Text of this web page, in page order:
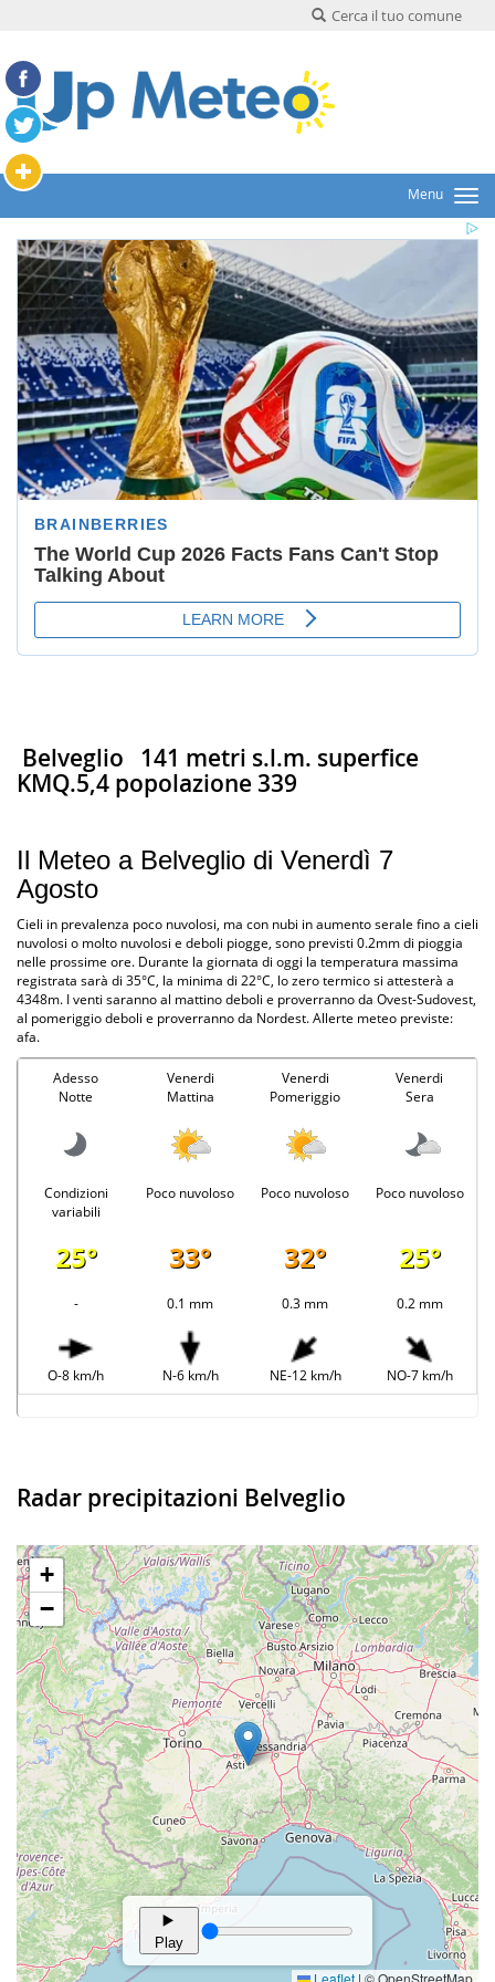
Cerca il tuo comune
Menu
Belveglio 141 metri s.l.m. superfice
KMQ.5,4 popolazione 339
Il Meteo a Belveglio di Venerdì 7
Agosto
Cieli in prevalenza poco nuvolosi, ma con nubi in aumento serale fino a cieli
nuvolosi o molto nuvolosi e deboli piogge, sono previsti 0.2mm di pioggia
nelle prossime ore. Durante la giornata di oggi la temperatura massima
registrata sarà di 35°C, la minima di 22°C, lo zero termico si attesterà a
4348m. I venti saranno al mattino deboli e proverranno da Ovest-Sudovest,
al pomeriggio deboli e proverranno da Nordest. Allerte meteo previste:
afa.
Adesso
Notte
Venerdi
Mattina
Venerdi
Pomeriggio
Venerdi
Sera
Condizioni
variabili
Poco nuvoloso Poco nuvoloso Poco nuvoloso
25° 33° 32° 25°
- 0.1 mm 0.3 mm 0.2 mm
O-8 km/h N-6 km/h NE-12 km/h NO-7 km/h
Radar precipitazioni Belveglio